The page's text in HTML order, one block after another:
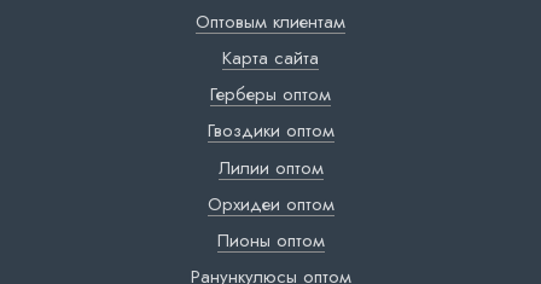
Оптовым клиентам
Карта сайта
Герберы оптом
Гвоздики оптом
Лилии оптом
Орхидеи оптом
Пионы оптом
Ранункулюсы оптом